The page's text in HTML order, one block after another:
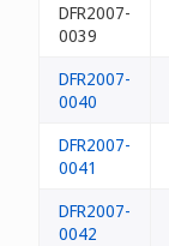
DFR2007-
0039
DFR2007-
0040
DFR2007-
0041
DFR2007-
0042